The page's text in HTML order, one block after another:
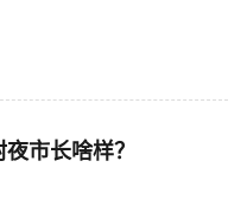
市长啥样？